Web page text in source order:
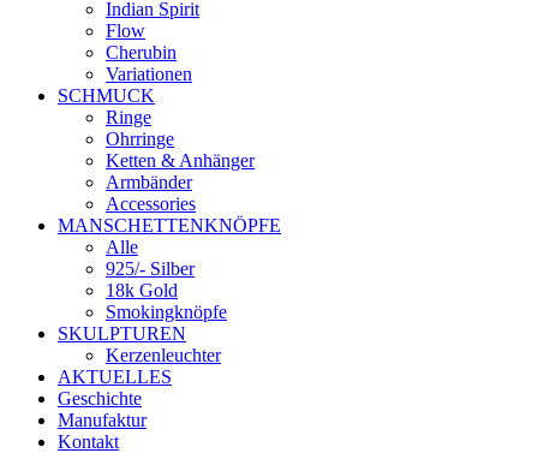
Indian Spirit
Flow
Cherubin
Variationen
SCHMUCK
Ringe
Ohrringe
Ketten & Anhänger
Armbänder
Accessories
MANSCHETTENKNÖPFE
Alle
925/- Silber
18k Gold
Smokingknöpfe
SKULPTUREN
Kerzenleuchter
AKTUELLES
Geschichte
Manufaktur
Kontakt